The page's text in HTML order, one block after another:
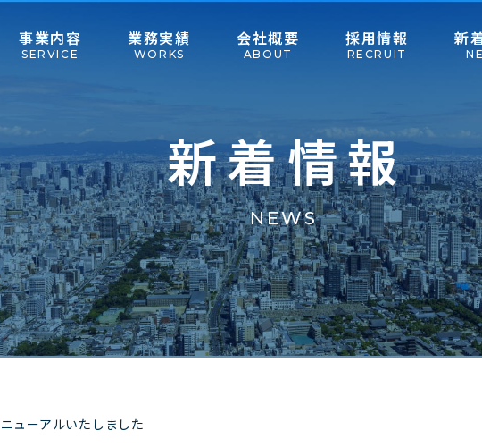
事業内容
SERVICE
業務実績
WORKS
会社概要
ABOUT
採用情報
RECRUIT
新
新着情報
NEWS
ューアルいたしました